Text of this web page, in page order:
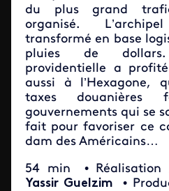
du plus grand
organisé.
transformé en base
pluies de
providentielle a
aussi à l’Hexagone,
taxes douanières
gouvernements qui se
fait pour favoriser ce
dam des Américains…
54 min • Réalisation
Yassir Guelzim
•